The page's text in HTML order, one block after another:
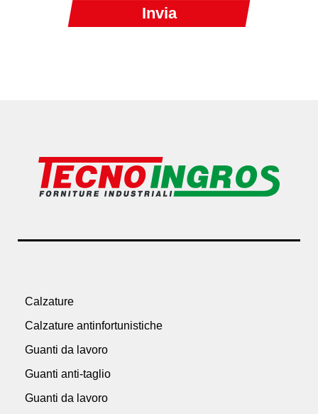
Calzature
Calzature antinfortunistiche
Guanti da lavoro
Guanti anti-taglio
Guanti da lavoro